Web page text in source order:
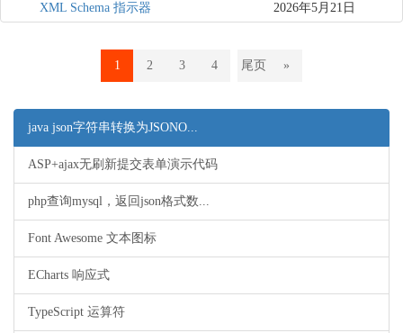
XML Schema 指示器
2026年5月21日
1 2 3 4 尾页 »
java json字符串转换为JSONO...
ASP+ajax无刷新提交表单演示代码
php查询mysql，返回json格式数...
Font Awesome 文本图标
ECharts 响应式
TypeScript 运算符